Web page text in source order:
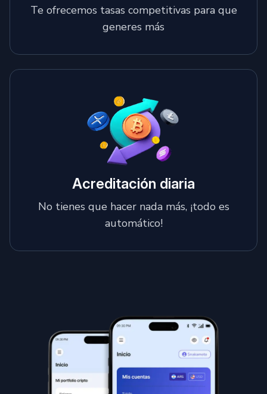
Te ofrecemos tasas competitivas para que
generes más
Acreditación diaria
No tienes que hacer nada más, ¡todo es
automático!